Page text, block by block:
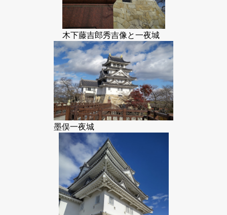
木下藤吉郎秀吉像と一夜城
墨俣一夜城